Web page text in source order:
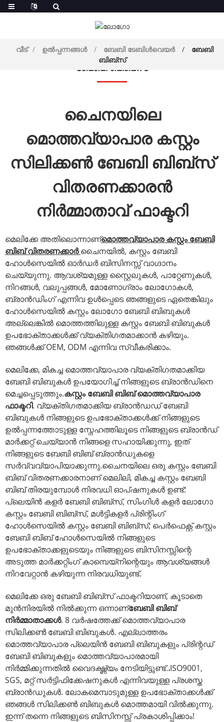
വീട് ഉൽപ്പന്നങ്ങൾ ബേബി ടേബിൾവെയർ
ബേബി
ബിബ്സ്
ബേബി ബിബ്സ്
ചൈനയിലെ
മൊത്തവ്യാപാര കസ്റ്റം
സിലിക്കൺ ബേബി ബിബ്‌സ്
വിതരണക്കാരൻ
നിർമ്മാതാവ് ഫാക്ടറി
മെലിക്കേ അതിലൊന്നാണ്മൊത്തവ്യാപാര കസ്റ്റം ബേബി
ബിബ് വിതരണക്കാർ ചൈനയിൽ, കസ്റ്റം ബേബി
ഹോൾസെയിൽ ഓർഡർ ബിസിനസ്സ് വാഗ്ദാനം
ചെയ്യുന്നു. ആവശ്യമുള്ള സ്റ്റൈലുകൾ, പാറ്റേണുകൾ,
നിറങ്ങൾ, വലുപ്പങ്ങൾ, മോണോഗ്രാം ലോഗോകൾ,
ബ്രാൻഡിംഗ് എന്നിവ ഉൾപ്പെടെ ഞങ്ങളുടെ ഏതെങ്കിലും
ഹോൾസെയിൽ കസ്റ്റം ലോഗോ ബേബി ബിബുകൾ
അല്ലെങ്കിൽ മൊത്തത്തിലുള്ള കസ്റ്റം ബേബി ബിബുകൾ
ഉപഭോക്താക്കൾക്ക് വ്യക്തിഗതമാക്കാൻ കഴിയും.
ഞങ്ങൾക്ക് OEM, ODM എന്നിവ സ്വീകരിക്കാം.
മെലിക്കേ, മികച്ച മൊത്തവ്യാപാര വ്യക്തിഗതമാക്കിയ
ബേബി ബിബുകൾ ഉപയോഗിച്ച് നിങ്ങളുടെ ബ്രാൻഡിനെ
മെച്ചപ്പെടുത്തും.കസ്റ്റം ബേബി ബിബ് മൊത്തവ്യാപാര
ഫാക്ടറി. വ്യക്തിഗതമാക്കിയ ബ്രാൻഡഡ് ബേബി
ബിബുകൾ നിങ്ങളുടെ ഉപഭോക്താക്കൾക്ക് നിങ്ങളുടെ
ഉൽപ്പന്നത്തോടുള്ള സ്നേഹത്തിലൂടെ നിങ്ങളുടെ ബ്രാൻഡ്
മാർക്കറ്റ് ചെയ്യാൻ നിങ്ങളെ സഹായിക്കുന്നു, ഇത്
നിങ്ങളുടെ ബേബി ബിബ് ബ്രാൻഡുകളെ
സർവ്വവ്യാപിയാക്കുന്നു.ചൈനയിലെ ഒരു കസ്റ്റം ബേബി
ബിബ് വിതരണക്കാരനാണ് മെലിലി, മികച്ച കസ്റ്റം ബേബി
ബിബ് തിരയുമ്പോൾ നിരവധി ഓപ്ഷനുകൾ ഉണ്ട്:
പ്ലെയിൻ കളർ ബേബി ബിബ്‌സ്, സിംഗിൾ കളർ ലോഗോ
കസ്റ്റം ബേബി ബിബ്‌സ്, മൾട്ടികളർ പ്രിന്റിംഗ്
ഹോൾസെയിൽ കസ്റ്റം ബേബി ബിബ്‌സ്; പെർഫെക്റ്റ് കസ്റ്റം
ബേബി ബിബ് ഹോൾസെയിൽ നിങ്ങളുടെ
ഉപഭോക്താക്കളുടെയും നിങ്ങളുടെ ബിസിനസ്സിന്റെ
അടുത്ത മാർക്കറ്റിംഗ് കാമ്പെയ്‌നിന്റെയും ആവശ്യങ്ങൾ
നിറവേറ്റാൻ കഴിയുന്ന നിരവധിയുണ്ട്.
മെലിക്കേ ഒരു ബേബി ബിബ്സ് ഫാക്ടറിയാണ്, കൂടാതെ
മുൻനിരയിൽ നിൽക്കുന്ന ഒന്നാണ്ബേബി ബിബ്
നിർമ്മാതാക്കൾ. 8 വർഷത്തേക്ക് മൊത്തവ്യാപാര
സിലിക്കൺ ബേബി ബിബുകൾ. എല്ലാത്തരം
മൊത്തവ്യാപാര പ്ലെയിൻ ബേബി ബിബുകളും പ്രിന്റഡ്
ബേബി ബിബുകളും മൊത്തവ്യാപാരമായി
നിർമ്മിക്കുന്നതിൽ വൈദഗ്ദ്ധ്യം നേടിയിട്ടുണ്ട്..ISO9001,
SGS, മറ്റ് സർട്ടിഫിക്കേഷനുകൾ എന്നിവയുള്ള പ്രശസ്ത
ബ്രാൻഡുകൾ. ലോകമെമ്പാടുമുള്ള ഉപഭോക്താക്കൾക്ക്
ഞങ്ങൾ സിലിക്കൺ ബിബുകൾ മൊത്തമായി വിൽക്കുന്നു.
ഇന്ന് തന്നെ നിങ്ങളുടെ ബിസിനസ്സ് പ്രകാശിപ്പിക്കാം!